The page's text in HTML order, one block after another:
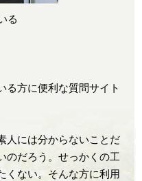
る
る方に便利な質問サイト
人には分からないことだ
のだろう。せっかくの工
くない。そんな方に利用